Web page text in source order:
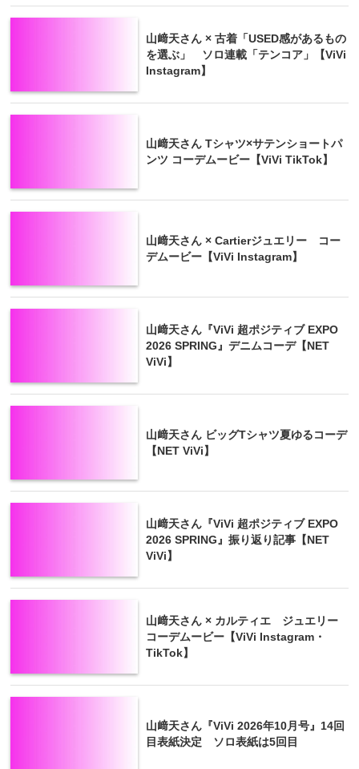
山﨑天さん × 古着「USED感があるもの
を選ぶ」 ソロ連載「テンコア」【ViVi
Instagram】
山﨑天さん Tシャツ×サテンショートパ
ンツ コーデムービー【ViVi TikTok】
山﨑天さん × Cartierジュエリー コー
デムービー【ViVi Instagram】
山﨑天さん『ViVi 超ポジティブ EXPO
2026 SPRING』デニムコーデ【NET
ViVi】
山﨑天さん ビッグTシャツ夏ゆるコーデ
【NET ViVi】
山﨑天さん『ViVi 超ポジティブ EXPO
2026 SPRING』振り返り記事【NET
ViVi】
山﨑天さん × カルティエ ジュエリー
コーデムービー【ViVi Instagram・
TikTok】
山﨑天さん『ViVi 2026年10月号』14回
目表紙決定 ソロ表紙は5回目